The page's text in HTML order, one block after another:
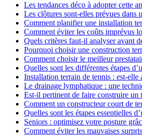
Les tendances déco à adopter cette
Les clôtures sont-elles prévues dans
Comment planifier une installation
Comment éviter les coûts imprévus
Quels critères faut-il analyser avant
Pourquoi choisir une construction
Comment choisir le meilleur
Quelles sont les différentes étapes
Installation terrain de tennis : est-elle
Le drainage lymphatique : une
Est-il pertinent de faire construire un
Comment un constructeur court de
Quelles sont les étapes essentielles
Seniors : optimisez votre posture
Comment éviter les mauvaises